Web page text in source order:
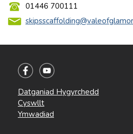
01446 700111
Datganiad Hygyrchedd
Cyswllt
Ymwadiad